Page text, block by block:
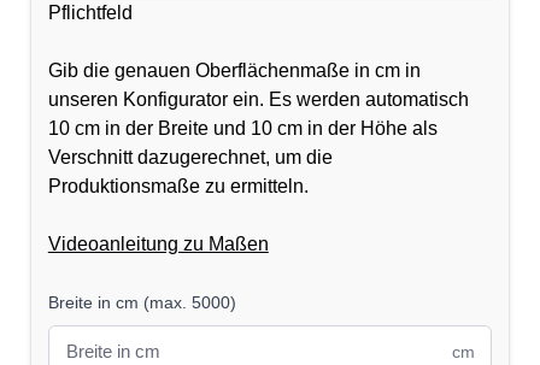
Pflichtfeld
Gib die genauen Oberflächenmaße in cm in
unseren Konfigurator ein. Es werden automatisch
10 cm in der Breite und 10 cm in der Höhe als
Verschnitt dazugerechnet, um die
Produktionsmaße zu ermitteln.
Videoanleitung zu Maßen
Breite in cm (max. 5000)
cm